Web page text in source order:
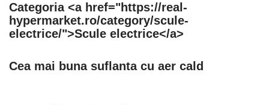
Categoria <a href="https://real-
hypermarket.ro/category/scule-
electrice/">Scule electrice</a>
Cea mai buna suflanta cu aer cald